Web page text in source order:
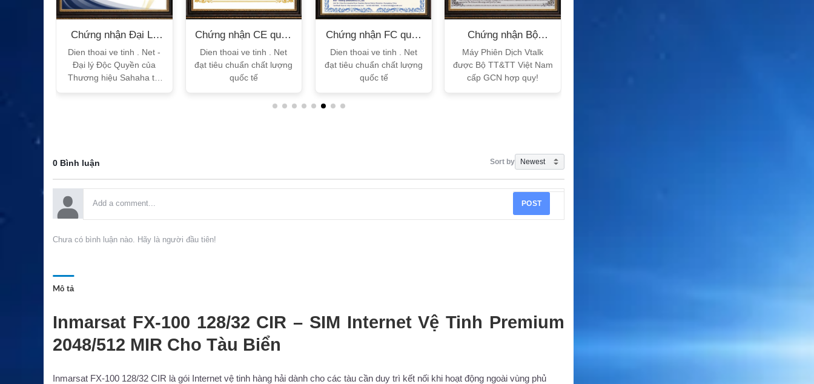
Chứng nhận Đại Lý
Sahaha
Dien thoai ve tinh . Net -
Đại lý Độc Quyền của
Thương hiệu Sahaha tại
Chứng nhận CE quốc
tế
Dien thoai ve tinh . Net
đạt tiêu chuẩn chất lượng
quốc tế
Chứng nhận FC quốc
tế
Dien thoai ve tinh . Net
đạt tiêu chuẩn chất lượng
quốc tế
Chứng nhận Bộ
TT&TT
Máy Phiên Dịch Vtalk
được Bộ TT&TT Việt Nam
cấp GCN hợp quy!
0 Bình luận Sort by
POST
Chưa có bình luận nào. Hãy là người đầu tiên!
Mô tả
Inmarsat FX-100 128/32 CIR – SIM Internet Vệ Tinh Premium
2048/512 MIR Cho Tàu Biển
Inmarsat FX-100 128/32 CIR là gói Internet vệ tinh hàng hải dành cho các tàu cần duy trì kết nối khi hoạt động ngoài vùng phủ